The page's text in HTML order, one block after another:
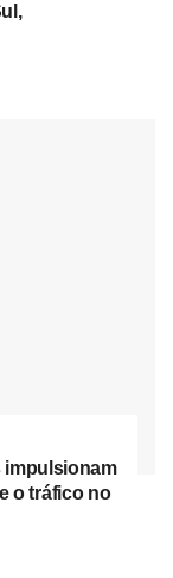
se feriu
— Foto:
impulsionam
o tráfico no